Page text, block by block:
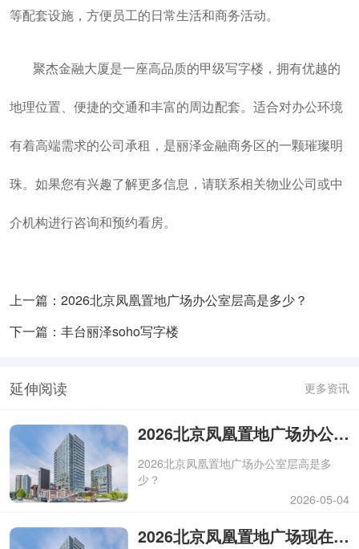
等配套设施，方便员工的日常生活和商务活动。
聚杰金融大厦是一座高品质的甲级写字楼，拥有优越的
地理位置、便捷的交通和丰富的周边配套。适合对办公环境
有着高端需求的公司承租，是丽泽金融商务区的一颗璀璨明
珠。如果您有兴趣了解更多信息，请联系相关物业公司或中
介机构进行咨询和预约看房。
上一篇：2026北京凤凰置地广场办公室层高是多少？
下一篇：丰台丽泽soho写字楼
延伸阅读 更多资讯
2026北京凤凰置地广场办公室层高是多少？
2026北京凤凰置地广场办公室层高是多
少？
2026-05-04
2026北京凤凰置地广场现在有没有特价的办公室出租房源？